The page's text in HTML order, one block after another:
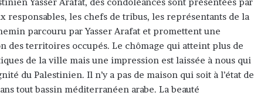
responsables, les chefs de tribus, les représentants de la
parcouru par Yasser Arafat et promettent une
des territoires occupés. Le chômage qui atteint plus de
de la ville mais une impression est laissée à nous qui
du Palestinien. Il n’y a pas de maison qui soit à l’état de
tout bassin méditerranéen arabe. La beauté